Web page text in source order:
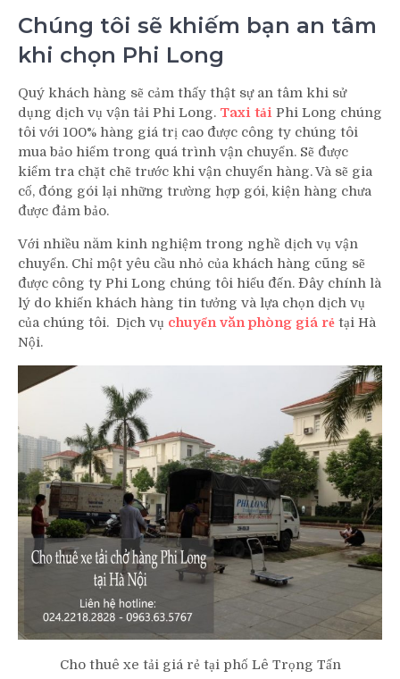
Chúng tôi sẽ khiếm bạn an tâm
khi chọn Phi Long
Quý khách hàng sẽ cảm thấy thật sự an tâm khi sử
dụng dịch vụ vận tải Phi Long. Taxi tải Phi Long chúng
tôi với 100% hàng giá trị cao được công ty chúng tôi
mua bảo hiểm trong quá trình vận chuyển. Sẽ được
kiểm tra chặt chẽ trước khi vận chuyển hàng. Và sẽ gia
cố, đóng gói lại những trường hợp gói, kiện hàng chưa
được đảm bảo.
Với nhiều năm kinh nghiệm trong nghề dịch vụ vận
chuyển. Chỉ một yêu cầu nhỏ của khách hàng cũng sẽ
được công ty Phi Long chúng tôi hiểu đến. Đây chính là
lý do khiến khách hàng tin tưởng và lựa chọn dịch vụ
của chúng tôi. Dịch vụ chuyển văn phòng giá rẻ tại Hà
Nội.
Cho thuê xe tải giá rẻ tại phố Lê Trọng Tấn